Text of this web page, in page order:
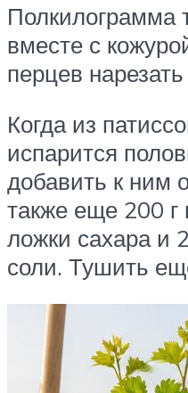
Полкилограмма
вместе с
перцев
Когда из
испарится
добавить к ним
также еще 200 г
ложки сахара и
соли. Тушить